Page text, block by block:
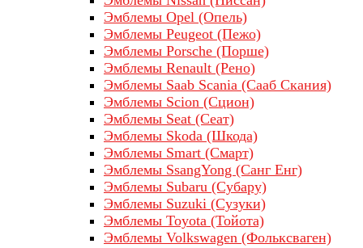
Эмблемы Opel (Опель)
Эмблемы Peugeot (Пежо)
Эмблемы Porsche (Порше)
Эмблемы Renault (Рено)
Эмблемы Saab Scania (Сааб Скания)
Эмблемы Scion (Сцион)
Эмблемы Seat (Сеат)
Эмблемы Skoda (Шкода)
Эмблемы Smart (Смарт)
Эмблемы SsangYong (Санг Енг)
Эмблемы Subaru (Субару)
Эмблемы Suzuki (Сузуки)
Эмблемы Toyota (Тойота)
Эмблемы Volkswagen (Фольксваген)